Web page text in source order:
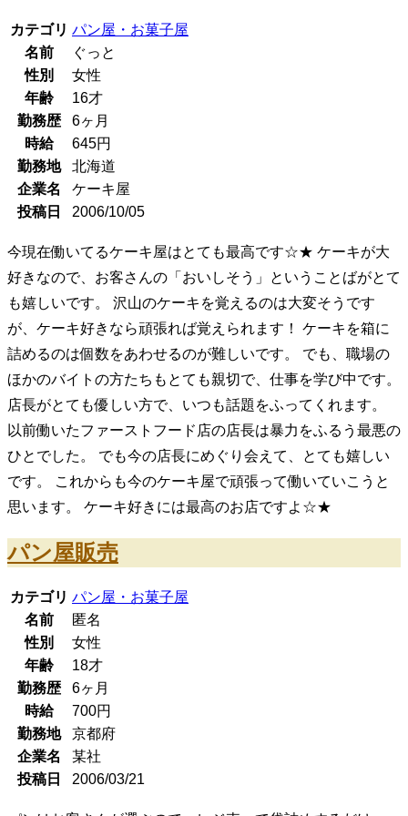
カテゴリ パン屋・お菓子屋
名前
ぐっと
性別
女性
年齢
16才
勤務歴
6ヶ月
時給
645円
勤務地
北海道
企業名
ケーキ屋
投稿日
2006/10/05
今現在働いてるケーキ屋はとても最高です☆★ ケーキが大
好きなので、お客さんの「おいしそう」ということばがとて
も嬉しいです。 沢山のケーキを覚えるのは大変そうです
が、ケーキ好きなら頑張れば覚えられます！ ケーキを箱に
詰めるのは個数をあわせるのが難しいです。 でも、職場の
ほかのバイトの方たちもとても親切で、仕事を学び中です。
店長がとても優しい方で、いつも話題をふってくれます。
以前働いたファーストフード店の店長は暴力をふるう最悪の
ひとでした。 でも今の店長にめぐり会えて、とても嬉しい
です。 これからも今のケーキ屋で頑張って働いていこうと
思います。 ケーキ好きには最高のお店ですよ☆★
パン屋販売
カテゴリ パン屋・お菓子屋
名前
匿名
性別
女性
年齢
18才
勤務歴
6ヶ月
時給
700円
勤務地
京都府
企業名
某社
投稿日
2006/03/21